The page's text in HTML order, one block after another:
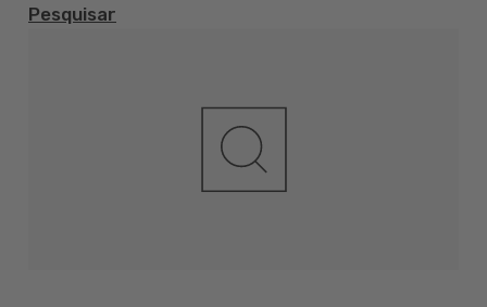
Pesquisar